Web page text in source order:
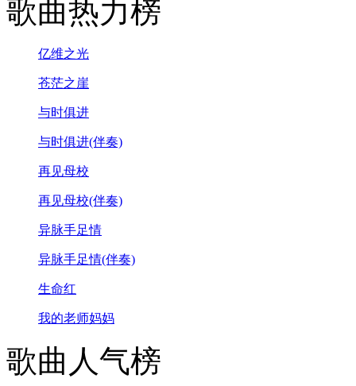
歌曲热力榜
亿维之光
苍茫之崖
与时俱进
与时俱进(伴奏)
再见母校
再见母校(伴奏)
异脉手足情
异脉手足情(伴奏)
生命红
我的老师妈妈
歌曲人气榜